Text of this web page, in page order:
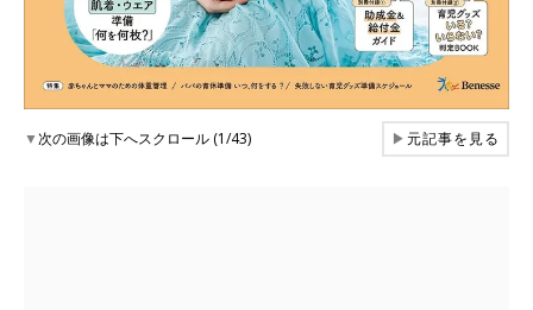
▼次の画像は下へスクロール (1/43) ▶元記事を見る